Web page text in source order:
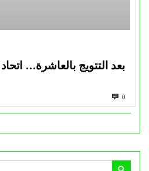
بعد التتويج بالعاشرة…
0